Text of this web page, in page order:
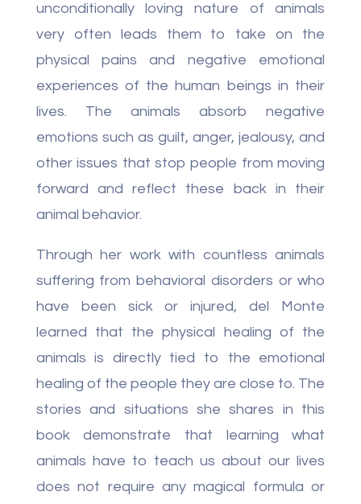
unconditionally loving nature of animals
very often leads them to take on the
physical pains and negative emotional
experiences of the human beings in their
lives. The animals absorb negative
emotions such as guilt, anger, jealousy, and
other issues that stop people from moving
forward and reflect these back in their
animal behavior.
Through her work with countless animals
suffering from behavioral disorders or who
have been sick or injured, del Monte
learned that the physical healing of the
animals is directly tied to the emotional
healing of the people they are close to. The
stories and situations she shares in this
book demonstrate that learning what
animals have to teach us about our lives
does not require any magical formula or